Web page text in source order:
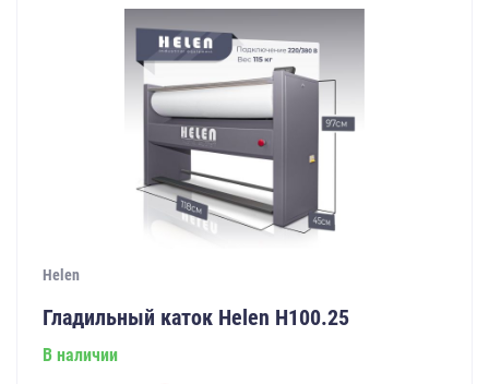
Helen
Гладильный каток Helen Н100.25
В наличии